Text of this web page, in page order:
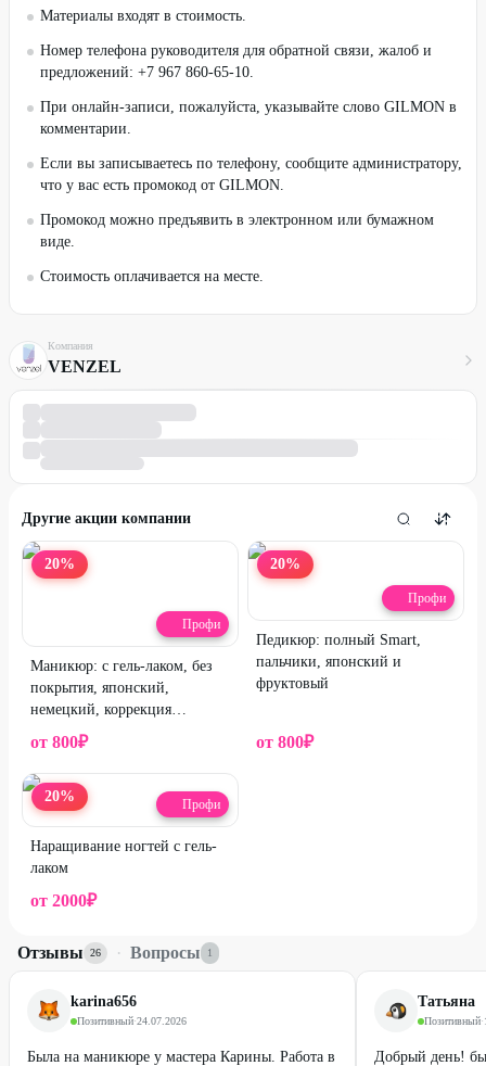
Материалы входят в стоимость.
Номер телефона руководителя для обратной связи, жалоб и
предложений: +7 967 860-65-10.
При онлайн-записи, пожалуйста, указывайте слово GILMON в
комментарии.
Если вы записываетесь по телефону, сообщите администратору,
что у вас есть промокод от GILMON.
Промокод можно предъявить в электронном или бумажном
виде.
Стоимость оплачивается на месте.
Компания
VENZEL
Другие акции компании
20%
Профи
Маникюр: с гель-лаком, без
покрытия, японский,
немецкий, коррекция
наращённых ногтей
от 800₽
20%
Профи
Педикюр: полный Smart,
пальчики, японский и
фруктовый
от 800₽
20% Профи
Наращивание ногтей с гель-
лаком
от 2000₽
Отзывы 26 · Вопросы 1
karina656
Позитивный·24.07.2026
Была на маникюре у мастера Карины. Работа в
Татьяна
Позитивный·
Добрый день!